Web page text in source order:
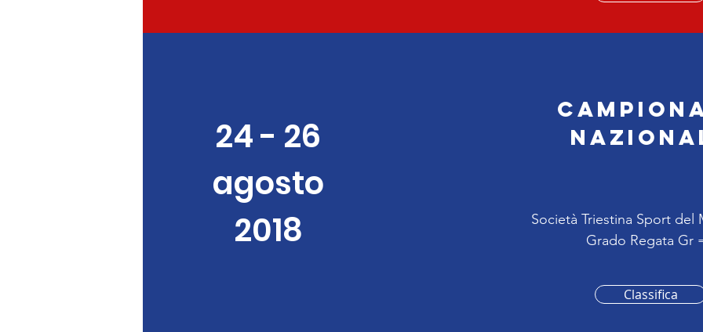
24 - 26
agosto
2018
Società Triestina Sport del
Grado Regata Gr
Classifica